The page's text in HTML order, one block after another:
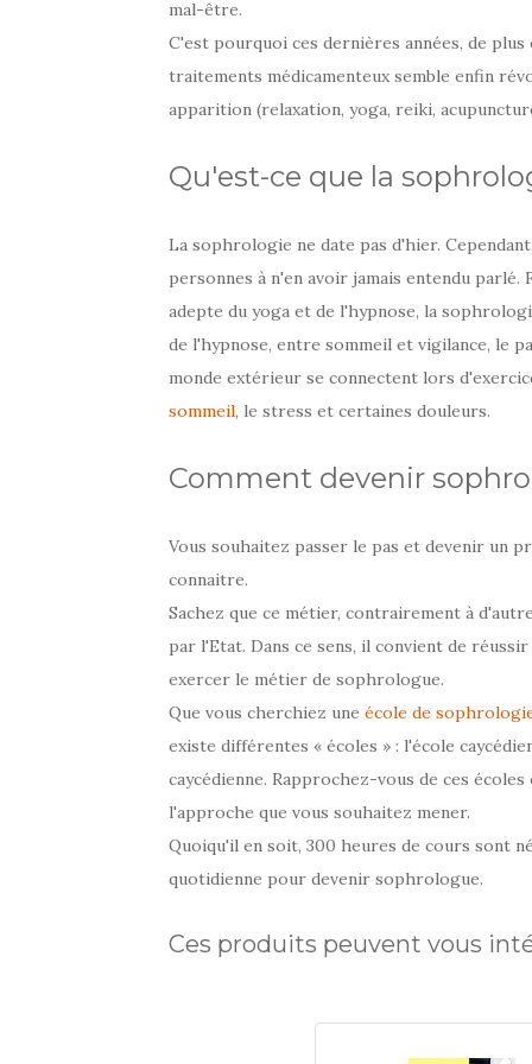
mal-être.
C'est pourquoi ces dernières années, de
traitements médicamenteux semble enfin
apparition (relaxation, yoga, reiki,
Qu'est-ce que la
La sophrologie ne date pas d'hier.
personnes à n'en avoir jamais entendu
adepte du yoga et de l'hypnose, la
de l'hypnose, entre sommeil et vigilance, le
monde extérieur se connectent lors
sommeil, le stress et certaines douleurs.
Comment devenir
Vous souhaitez passer le pas et devenir un
connaitre.
Sachez que ce métier, contrairement à
par l'Etat. Dans ce sens, il convient de
exercer le métier de sophrologue.
Que vous cherchiez une école de
existe différentes « écoles » : l'école
caycédienne. Rapprochez-vous de ces
l'approche que vous souhaitez mener.
Quoiqu'il en soit, 300 heures de cours sont
quotidienne pour devenir sophrologue.
Ces produits peuvent vous
Momox-
shop.fr